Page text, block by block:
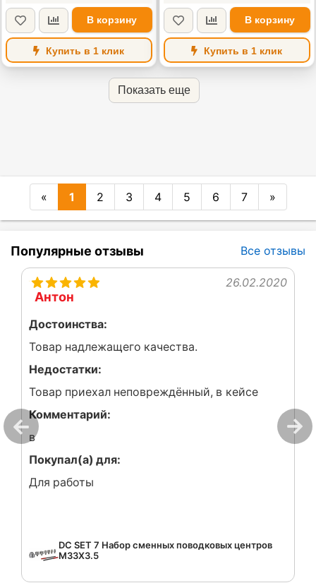
В корзину
Купить в 1 клик
В корзину
Купить в 1 клик
Показать еще
« 1 2 3 4 5 6 7 »
Популярные отзывы Все отзывы
26.02.2020
Антон
Достоинства:
Товар надлежащего качества.
Недостатки:
Товар приехал неповреждённый, в кейсе
Комментарий:
в
Покупал(а) для:
Для работы
DC SET 7 Набор сменных поводковых центров
M33X3.5